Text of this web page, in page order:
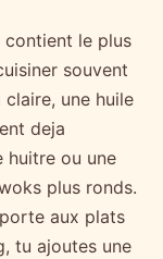
contient le plus
souvent
une huile
deja
huitre ou une
plus ronds.
aux plats
tu ajoutes une